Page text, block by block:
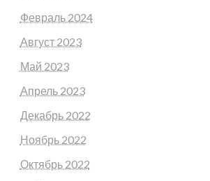
Февраль 2024
Август 2023
Май 2023
Апрель 2023
Декабрь 2022
Ноябрь 2022
Октябрь 2022